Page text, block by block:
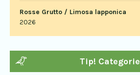
Rosse Grutto / Limosa lapponica
2026
Tip! Categorie